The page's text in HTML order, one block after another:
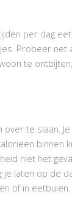
per dag
Probeer net
te
te slaan.
binnen
niet het
je laten op de
of in eetbuien.